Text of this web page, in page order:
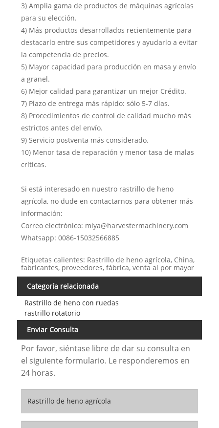
3) Amplia gama de productos de máquinas agrícolas
para su elección.
4) Más productos desarrollados recientemente para
destacarlo entre sus competidores y ayudarlo a evitar
la competencia de precios.
5) Mayor capacidad para producción en masa y envío
a granel.
6) Mejor calidad para garantizar un mejor Crédito.
7) Plazo de entrega más rápido: sólo 5-7 días.
8) Procedimientos de control de calidad mucho más
estrictos antes del envío.
9) Servicio postventa más considerado.
10) Menor tasa de reparación y menor tasa de malas
críticas.
Si está interesado en nuestro rastrillo de heno
agrícola, no dude en contactarnos para obtener más
información:
Correo electrónico: miya@harvestermachinery.com
Whatsapp: 0086-15032566885
Etiquetas calientes: Rastrillo de heno agrícola, China,
fabricantes, proveedores, fábrica, venta al por mayor
Categoría relacionada
Rastrillo de heno con ruedas
rastrillo rotatorio
Enviar Consulta
Por favor, siéntase libre de dar su consulta en
el siguiente formulario. Le responderemos en
24 horas.